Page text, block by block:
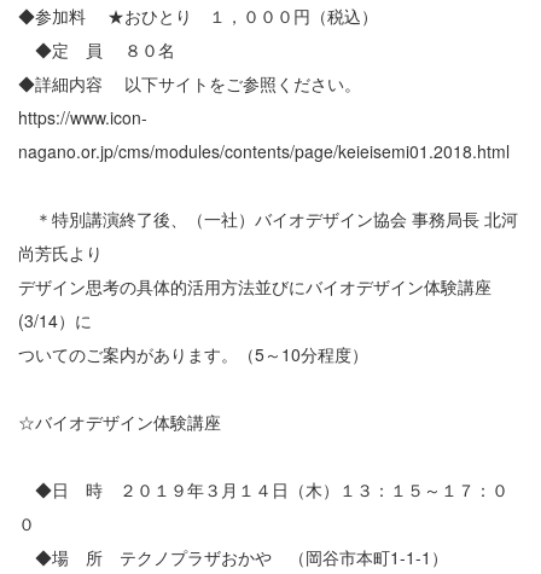
◆参加料 ★おひとり １，０００円（税込）
◆定 員 ８０名
◆詳細内容 以下サイトをご参照ください。
https://www.icon-
nagano.or.jp/cms/modules/contents/page/keieisemi01.2018.html
＊特別講演終了後、（一社）バイオデザイン協会 事務局長 北河
尚芳氏より
デザイン思考の具体的活用方法並びにバイオデザイン体験講座
(3/14）に
ついてのご案内があります。（5～10分程度）
☆バイオデザイン体験講座
◆日 時 ２０１９年３月１４日（木）１３：１５～１７：０
０
◆場 所 テクノプラザおかや （岡谷市本町1-1-1）